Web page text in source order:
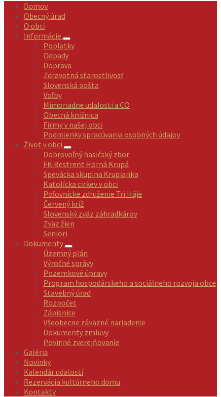
Domov
Obecný úrad
O obci
Informácie
Poplatky
Odpady
Doprava
Zdravotná starostlivosť
Slovenská pošta
Voľby
Mimoriadne udalosti a CO
Obecná knižnica
Firmy v našej obci
Podmienky spracúvania osobných údajov
Život v obci
Dobrovoľný hasičský zbor
FK Bestrent Horná Krupá
Spevácka skupina Krupianka
Katolícka cirkev v obci
Poľovnícke združenie Tri Háje
Červený kríž
Slovenský zväz záhradkárov
Zväz žien
Seniori
Dokumenty
Územný plán
Výročné správy
Pozemkové úpravy
Program hospodárskeho a sociálneho rozvoja obce
Stavebný úrad
Rozpočet
Zápisnice
Všeobecne záväzné nariadenie
Dokumenty zmluvy
Povinné zverejňovanie
Galéria
Novinky
Kalendár udalostí
Rezervácia kultúrneho domu
Kontakty